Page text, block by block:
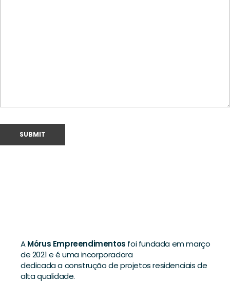
AMórus Empreendimentos foi fundada em março
de 2021 e é uma incorporadora
dedicada a construção de projetos residenciais de
alta qualidade.